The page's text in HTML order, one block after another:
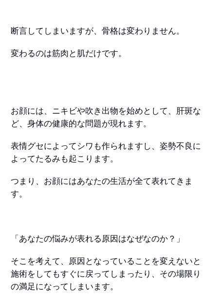
断言してしまいますが、骨格は変わりません。
変わるのは筋肉と肌だけです。
お顔には、ニキビや吹き出物を始めとして、肝斑な
ど、身体の健康的な問題が現れます。
表情グセによってシワも作られますし、姿勢不良に
よってたるみも起こります。
つまり、お顔にはあなたの生活が全て表れてきま
す。
「あなたの悩みが表れる原因はなぜなのか？」
そこを考えて、原因となっていることを変えないと
施術をしてもすぐに戻ってしまったり、その場限り
の満足になってしまいます。